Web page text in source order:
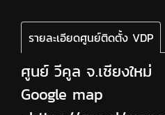
รายละเอียดศูนย์ติดตั้ง VDP
ศูนย์ วีคูล จ.เชียงใหม่
Google map